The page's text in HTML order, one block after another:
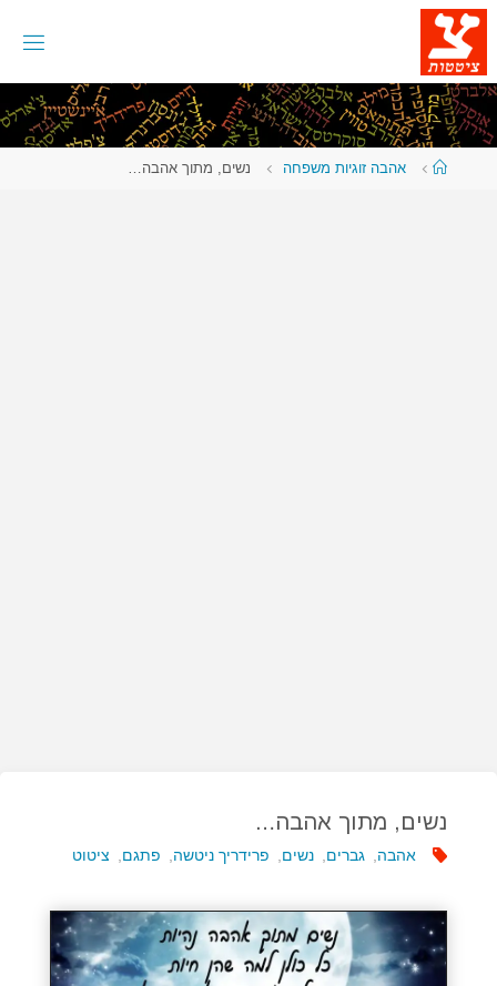
דלגו
לתוכן
עמודאהבה זוגיות משפחה נשים, מתוך אהבה…
נשים, מתוך אהבה…
אהבה גברים נשים פרידריך ניטשה פתגם ציטוט